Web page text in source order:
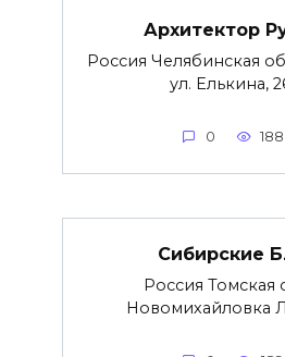
Архитектор
Россия Челябинская
ул. Елькина,
0 188
Сибирские
Россия Томская
Новомихайловка